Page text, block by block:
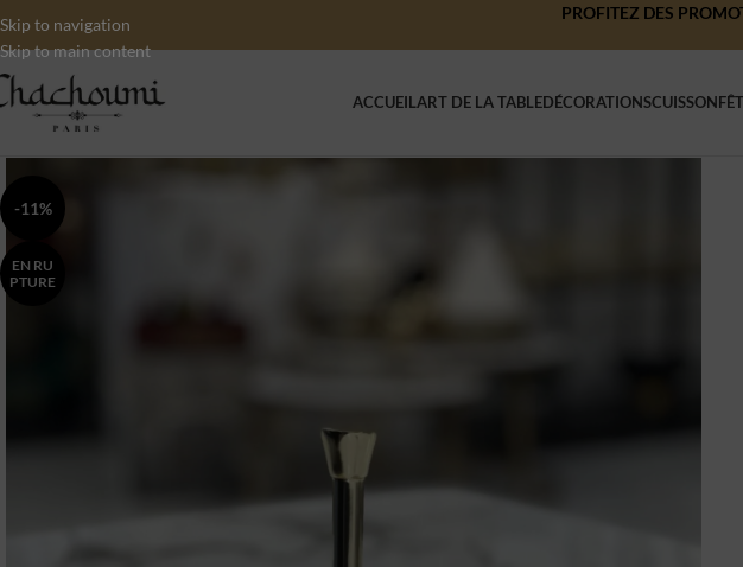
Skip to navigation
Skip to main content
PROFITEZ DES
ACCUEILART DE LA TABLEDÉCORATIONSCUISSON
-11%
EN RU
PTURE